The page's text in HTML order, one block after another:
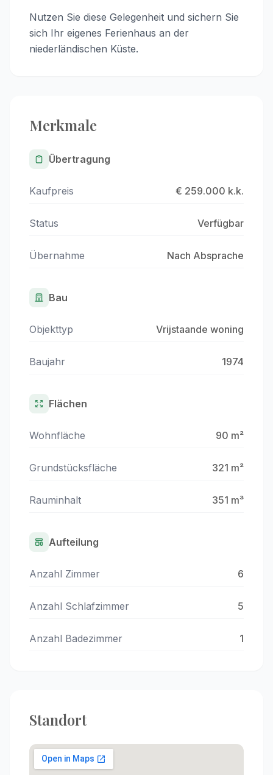
Nutzen Sie diese Gelegenheit und sichern Sie
sich Ihr eigenes Ferienhaus an der
niederländischen Küste.
Merkmale
Übertragung
Kaufpreis € 259.000 k.k.
Status Verfügbar
Übernahme Nach Absprache
Bau
Objekttyp Vrijstaande woning
Baujahr 1974
Flächen
Wohnfläche 90 m²
Grundstücksfläche 321 m²
Rauminhalt 351 m³
Aufteilung
Anzahl Zimmer 6
Anzahl Schlafzimmer 5
Anzahl Badezimmer 1
Standort